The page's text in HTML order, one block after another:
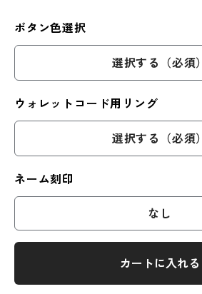
ボタン色選択
選択する（必須）
ウォレットコード用リング
選択する（必須）
ネーム刻印
なし
カートに入れる